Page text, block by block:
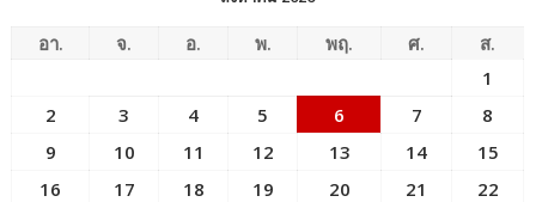
อา. จ. อ. พ. พฤ. ศ.
ส.
1
2
3 4 5 6 7
8
9
10 11 12 13 14
15
16
17 18 19 20 21
22